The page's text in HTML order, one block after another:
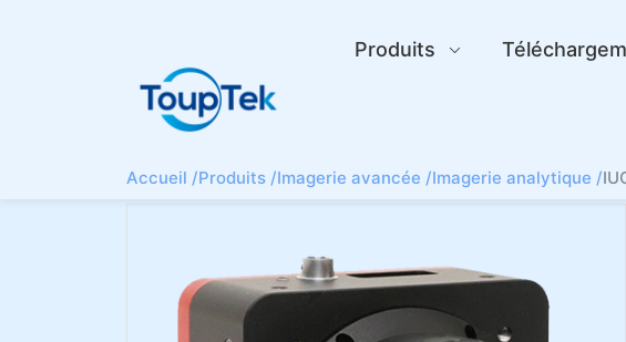
Produits
Accueil /Produits /Imagerie avancée /Imagerie analytique /